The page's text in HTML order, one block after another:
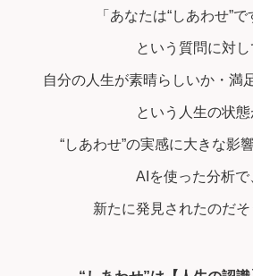
「あなたは“しあわせ”で
という質問に対し
自分の人生が素晴らしいか・満
という人生の状
“しあわせ”の実感に大きな影
AIを使った分析で
新たに発見されたのだそ